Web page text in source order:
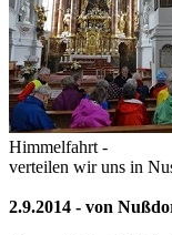
Himmelfahrt -
verteilen wir uns in
2.9.2014 - von